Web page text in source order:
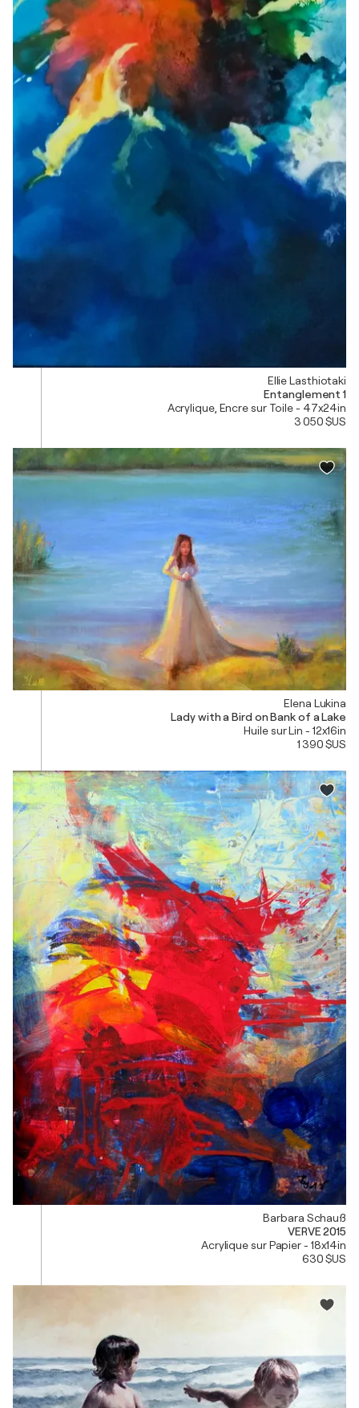
Ellie Lasthiotaki
Entanglement 1
Acrylique, Encre sur Toile - 47x24in
3 050 $US
Elena Lukina
Lady with a Bird on Bank of a Lake
Huile sur Lin - 12x16in
1 390 $US
Barbara Schauß
VERVE 2015
Acrylique sur Papier - 18x14in
630 $US